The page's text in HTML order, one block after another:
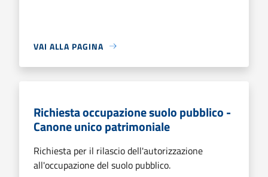
VAI ALLA PAGINA
Richiesta occupazione suolo pubblico -
Canone unico patrimoniale
Richiesta per il rilascio dell'autorizzazione
all'occupazione del suolo pubblico.